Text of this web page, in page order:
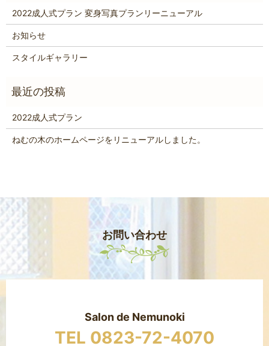
2022成人式プラン 変身写真プランリーニューアル
お知らせ
スタイルギャラリー
2022成人式プラン
ねむの木のホームページをリニューアルしました。
お問い合わせ
Salon de Nemunoki
TEL 0823-72-4070